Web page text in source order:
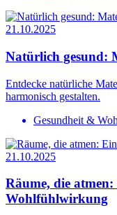
21.10.2025
Natürlich gesund:
Entdecke natürliche
harmonisch gestalten.
Gesundheit &
21.10.2025
Räume, die
Wohlfühlwirkung